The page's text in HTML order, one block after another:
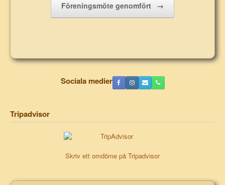
Föreningsmöte genomfört →
Sociala medier
Tripadvisor
Skriv ett omdöme på Tripadvisor